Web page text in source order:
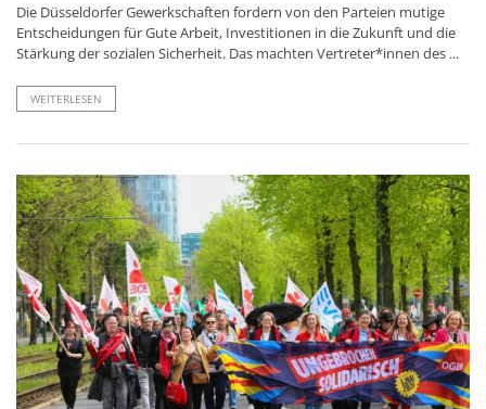
Die Düsseldorfer Gewerkschaften fordern von den Parteien mutige
Entscheidungen für Gute Arbeit, Investitionen in die Zukunft und die
Stärkung der sozialen Sicherheit. Das machten Vertreter*innen des ...
WEITERLESEN